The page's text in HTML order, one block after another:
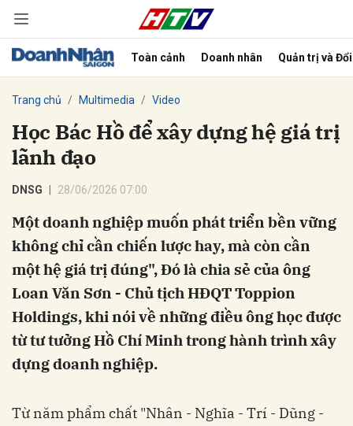
Toàn cảnh Doanh nhân Quản trị và
Trang chủ Multimedia Video
Học Bác Hồ để xây dựng hệ giá trị
lãnh đạo
DNSG 28/06/2026 07:00
Một doanh nghiệp muốn phát triển bền vững
không chỉ cần chiến lược hay, mà còn cần
một hệ giá trị đúng", Đó là chia sẻ của ông
Loan Văn Sơn - Chủ tịch HĐQT Toppion
Holdings, khi nói về những điều ông học được
từ tư tưởng Hồ Chí Minh trong hành trình xây
dựng doanh nghiệp.
Từ năm phẩm chất "Nhân - Nghĩa - Trí - Dũng -
Hủy